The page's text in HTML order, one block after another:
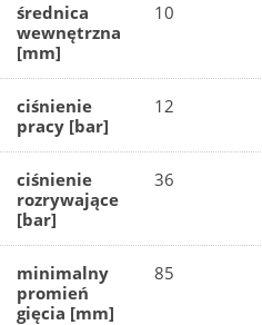
średnica
wewnętrzna
[mm]
10
ciśnienie
pracy [bar]
12
ciśnienie
rozrywające
[bar]
36
minimalny
promień
gięcia [mm]
85